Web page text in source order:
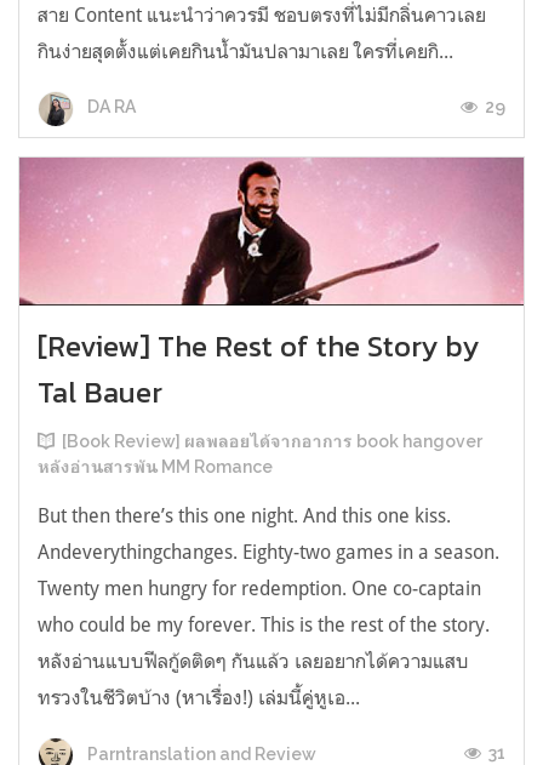
สาย Content แนะนำว่าควรมี ชอบตรงที่ไม่มีกลิ่นคาวเลย
กินง่ายสุดตั้งแต่เคยกินน้ำมันปลามาเลย ใครที่เคยกิ...
DA RA 29
[Review] The Rest of the Story by
Tal Bauer
[Book Review] ผลพลอยได้จากอาการ book hangover
หลังอ่านสารพัน MM Romance
But then there’s this one night. And this one kiss.
Andeverythingchanges. Eighty-two games in a season.
Twenty men hungry for redemption. One co-captain
who could be my forever. This is the rest of the story.
หลังอ่านแบบฟีลกู้ดติดๆ กันแล้ว เลยอยากได้ความแสบ
ทรวงในชีวิตบ้าง (หาเรื่อง!) เล่มนี้คู่หูเอ...
Parntranslation and Review 31